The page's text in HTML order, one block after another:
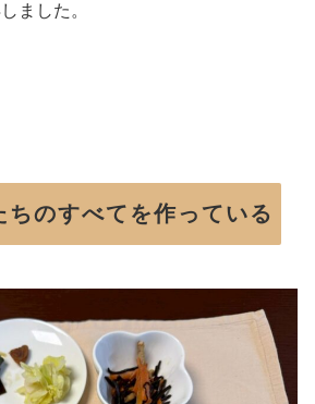
ました。
ちのすべてを作っている